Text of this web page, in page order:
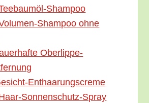
Shampoo
Sham­­poo ohne
Oberlippe-
Enthaarungscreme
Sonnenschutz-Spray